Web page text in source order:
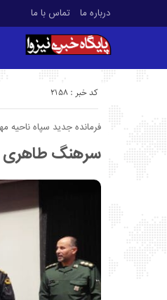
درباره ما تماس با ما
کد خبر : 2158
فرمانده جدید سپاه ناحیه
سرهنگ طاهری